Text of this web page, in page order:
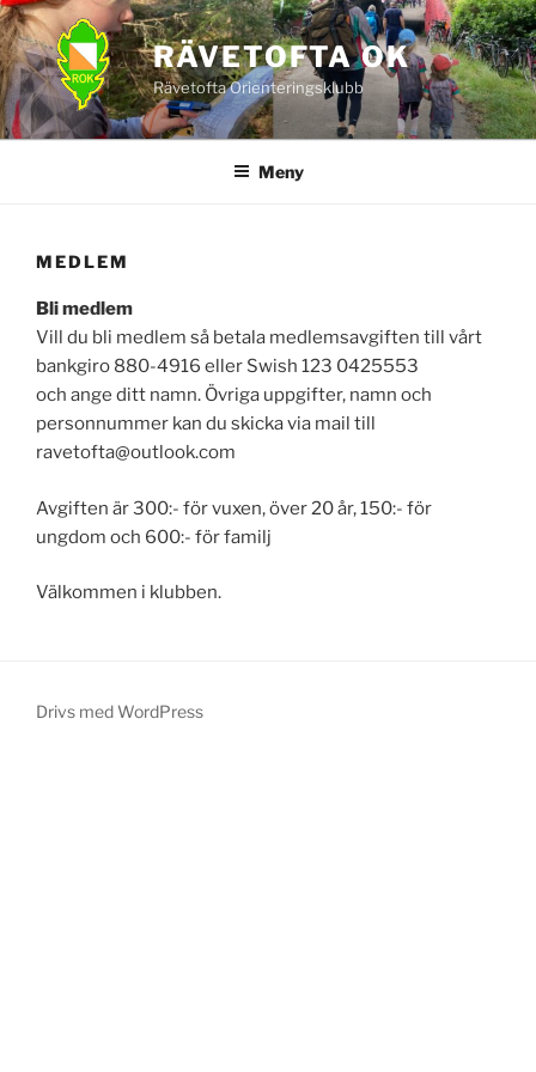
Hoppa
till
innehåll
RÄVETOFTA OK
Rävetofta Orienteringsklubb
Meny
MEDLEM
Bli medlem
Vill du bli medlem så betala medlemsavgiften till vårt
bankgiro 880-4916 eller Swish 123 0425553
och ange ditt namn. Övriga uppgifter, namn och
personnummer kan du skicka via mail till
ravetofta@outlook.com
Avgiften är 300:- för vuxen, över 20 år, 150:- för
ungdom och 600:- för familj
Välkommen i klubben.
Drivs med WordPress